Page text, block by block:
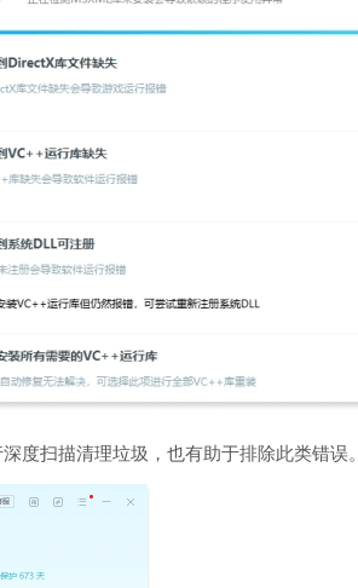
度扫描清理垃圾，也有助于排除此类错误。